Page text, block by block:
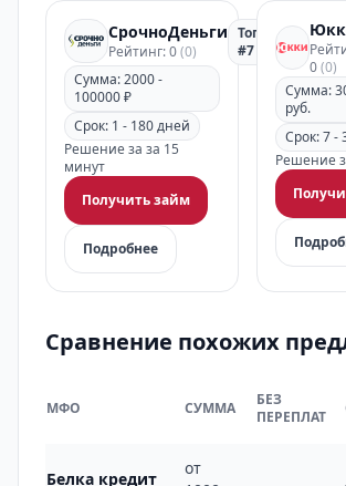
СрочноДеньги
Рейтинг: 0(0)
Топ
#7
Сумма: 2000 -
100000 ₽
Срок: 1 - 180 дней
Решение за за 15
минут
Получить займ
Подробнее
0(0)
Сумма:
руб.
Срок: 7 -
Решение
Сравнение похожих
МФО СУММА
БЕЗ
ПЕРЕПЛАТ
Белка кредит
от